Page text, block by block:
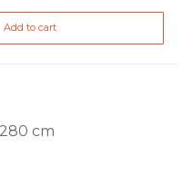
Add to cart
cm